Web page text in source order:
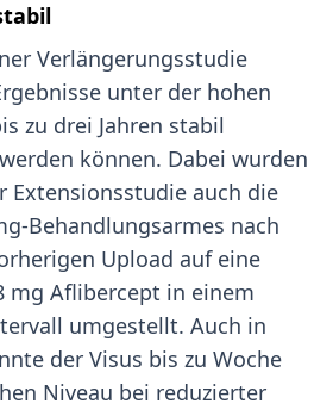
Verlängerungsstudie
unter der hohen
zu drei Jahren stabil
können. Dabei wurden
Extensionsstudie auch die
Behandlungsarmes nach
Upload auf eine
mg Aflibercept in einem
umgestellt. Auch in
der Visus bis zu Woche
Niveau bei reduzierter